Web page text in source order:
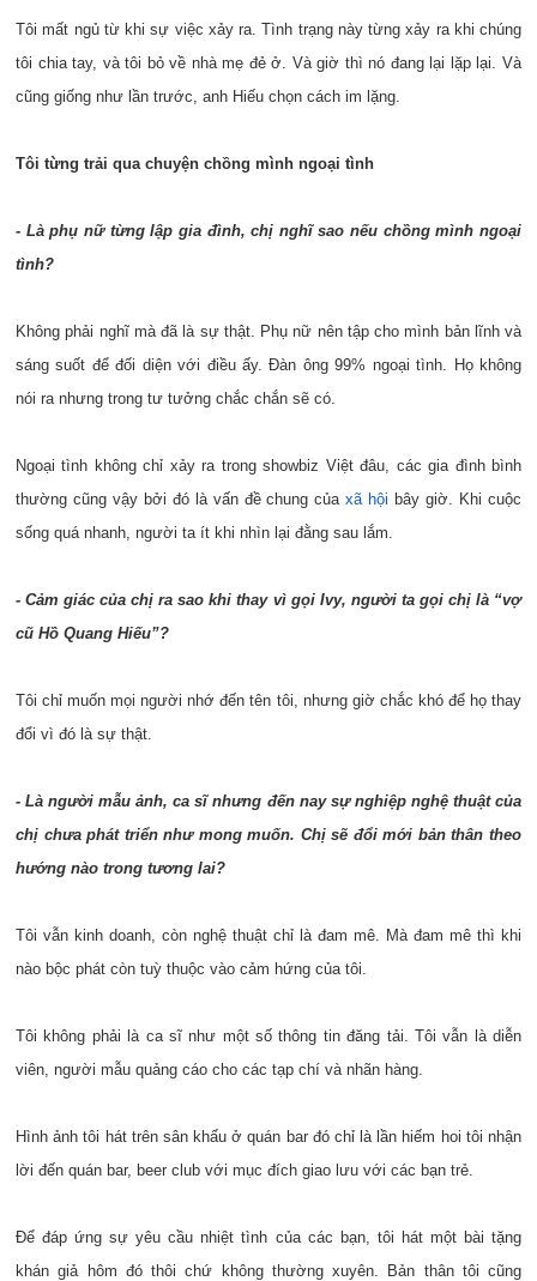
Tôi mất ngủ từ khi sự việc xảy ra. Tình trạng này từng xảy ra khi chúng
tôi chia tay, và tôi bỏ về nhà mẹ đẻ ở. Và giờ thì nó đang lại lặp lại. Và
cũng giống như lần trước, anh Hiếu chọn cách im lặng.
Tôi từng trải qua chuyện chồng mình ngoại tình
- Là phụ nữ từng lập gia đình, chị nghĩ sao nếu chồng mình ngoại
tình?
Không phải nghĩ mà đã là sự thật. Phụ nữ nên tập cho mình bản lĩnh và
sáng suốt để đối diện với điều ấy. Đàn ông 99% ngoại tình. Họ không
nói ra nhưng trong tư tưởng chắc chắn sẽ có.
Ngoại tình không chỉ xảy ra trong showbiz Việt đâu, các gia đình bình
thường cũng vậy bởi đó là vấn đề chung củaxã hội bây giờ. Khi cuộc
sống quá nhanh, người ta ít khi nhìn lại đằng sau lắm.
- Cảm giác của chị ra sao khi thay vì gọi Ivy, người ta gọi chị là “vợ
cũ Hồ Quang Hiếu”?
Tôi chỉ muốn mọi người nhớ đến tên tôi, nhưng giờ chắc khó để họ thay
đổi vì đó là sự thật.
- Là người mẫu ảnh, ca sĩ nhưng đến nay sự nghiệp nghệ thuật của
chị chưa phát triển như mong muốn. Chị sẽ đổi mới bản thân theo
hướng nào trong tương lai?
Tôi vẫn kinh doanh, còn nghệ thuật chỉ là đam mê. Mà đam mê thì khi
nào bộc phát còn tuỳ thuộc vào cảm hứng của tôi.
Tôi không phải là ca sĩ như một số thông tin đăng tải. Tôi vẫn là diễn
viên, người mẫu quảng cáo cho các tạp chí và nhãn hàng.
Hình ảnh tôi hát trên sân khấu ở quán bar đó chỉ là lần hiếm hoi tôi nhận
lời đến quán bar, beer club với mục đích giao lưu với các bạn trẻ.
Để đáp ứng sự yêu cầu nhiệt tình của các bạn, tôi hát một bài tặng
khán giả hôm đó thôi chứ không thường xuyên. Bản thân tôi cũng